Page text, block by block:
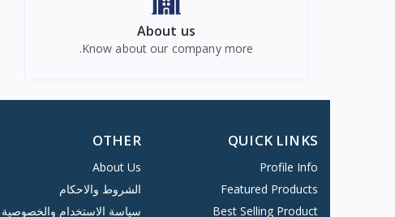
About us
Know about our company more.
QUICK LINKS
Profile Info
Featured Products
Best Selling Product
OTHER
About Us
الشروط والاحكام
سياسة الاستخدام والخصوصية